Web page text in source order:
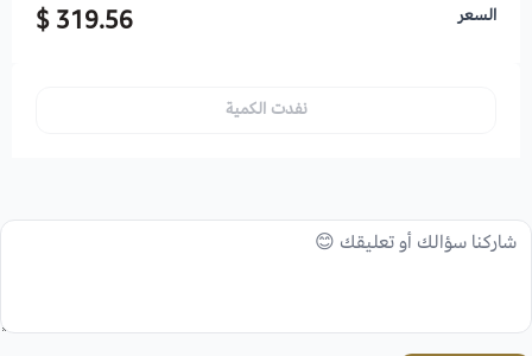
السعر 319.56 $
نفدت الكمية